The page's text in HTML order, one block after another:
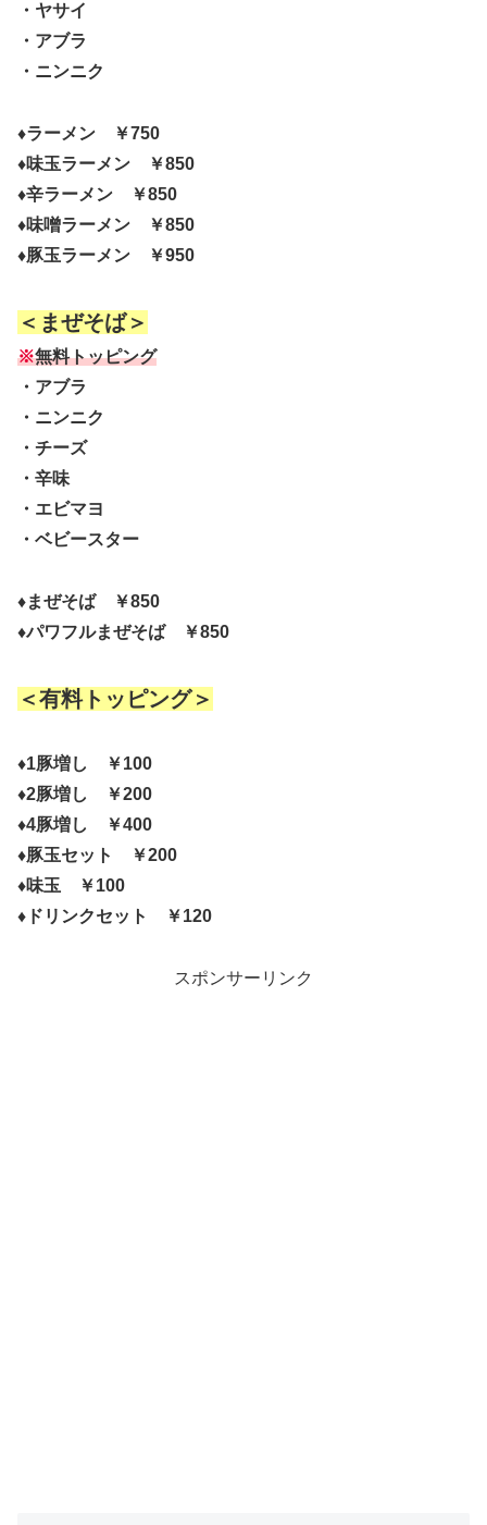
・ヤサイ
・アブラ
・ニンニク
♦ラーメン ￥750
♦味玉ラーメン ￥850
♦辛ラーメン ￥850
♦味噌ラーメン ￥850
♦豚玉ラーメン ￥950
＜まぜそば＞
※無料トッピング
・アブラ
・ニンニク
・チーズ
・辛味
・エビマヨ
・ベビースター
♦まぜそば ￥850
♦パワフルまぜそば ￥850
＜有料トッピング＞
♦1豚増し ￥100
♦2豚増し ￥200
♦4豚増し ￥400
♦豚玉セット ￥200
♦味玉 ￥100
♦ドリンクセット ￥120
スポンサーリンク